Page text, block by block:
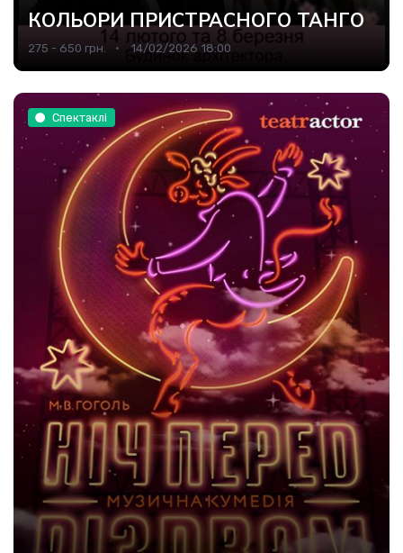
КОЛЬОРИ ПРИСТРАСНОГО ТАНГО
275 - 650 грн. 14/02/2026 18:00
Спектаклі